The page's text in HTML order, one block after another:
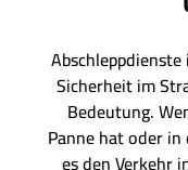
Sicherheit im
Bedeutung.
Panne hat oder